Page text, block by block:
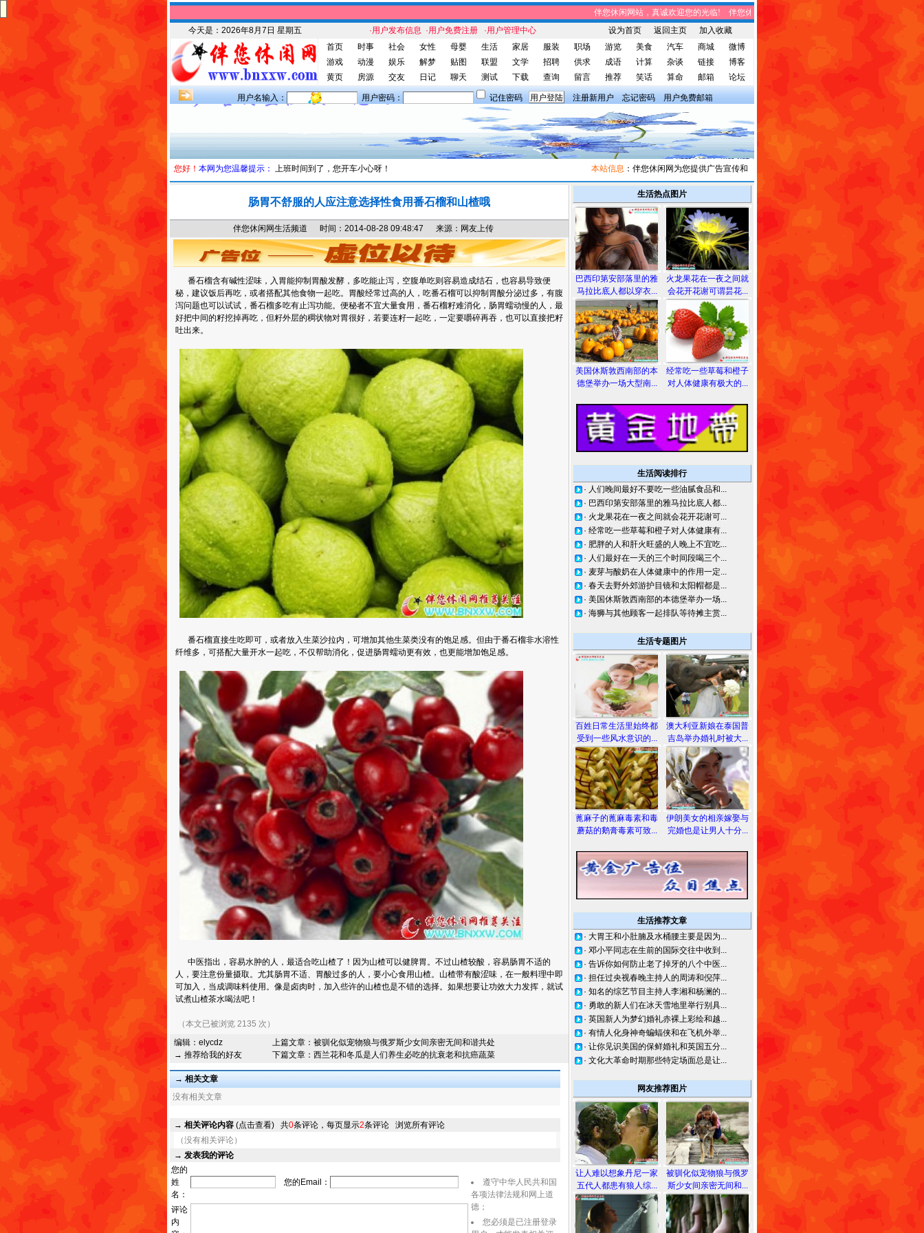
伴您休闲网站，真诚欢迎您的光临! 伴您休闲网站，将免费给您带来趣味时事、笑话集锦、
今天是： 2026年8月7日 星期五 ·用户发布信息 ·用户免费注册 ·用户管理中心 设为首页 返回主页
加入收藏
首页
时事 社会 女性 母婴 生活 家居 服装 职场 游览 美食 汽车 商城
微博
游戏
动漫 娱乐 解梦 贴图 联盟 文学 招聘 供求 成语 计算 杂谈 链接
博客
黄页
房源 交友 日记 聊天 测试 下载 查询 留言 推荐 笑话 算命 邮箱 论坛
用户名输入： 用户密码： 记住密码 注册新用户 忘记密码 用户免费邮箱
您好！ 本网为您温馨提示： 上班时间到了，您开车小心呀！ 本站信息：伴您休闲网为您提供广告宣传和信息发布，有需求者请与我们联系。
肠胃不舒服的人应注意选择性食用番石榴和山楂哦
伴您休闲网生活频道 时间：2014-08-28 09:48:47 来源：网友上传
番石榴含有碱性涩味，入胃能抑制胃酸发酵，多吃能止泻，空腹单吃则容易造成结石，也容易导致便
秘，建议饭后再吃，或者搭配其他食物一起吃。胃酸经常过高的人，吃番石榴可以抑制胃酸分泌过多，有腹
泻问题也可以试试，番石榴多吃有止泻功能。便秘者不宜大量食用，番石榴籽难消化，肠胃蠕动慢的人，最
好把中间的籽挖掉再吃，但籽外层的稠状物对胃很好，若要连籽一起吃，一定要嚼碎再吞，也可以直接把籽
吐出来。
番石榴直接生吃即可，或者放入生菜沙拉内，可增加其他生菜类没有的饱足感。但由于番石榴非水溶性
纤维多，可搭配大量开水一起吃，不仅帮助消化，促进肠胃蠕动更有效，也更能增加饱足感。
中医指出，容易水肿的人，最适合吃山楂了！因为山楂可以健脾胃。不过山楂较酸，容易肠胃不适的
人，要注意份量摄取。尤其肠胃不适、胃酸过多的人，要小心食用山楂。山楂带有酸涩味，在一般料理中即
可加入，当成调味料使用。像是卤肉时，加入些许的山楂也是不错的选择。如果想要让功效大力发挥，就试
试煮山楂茶水喝法吧！
（本文已被浏览 2135 次）
编辑： elycdz
→ 推荐给我的好友
上篇文章： 被驯化似宠物狼与俄罗斯少女间亲密无间和谐共处
下篇文章： 西兰花和冬瓜是人们养生必吃的抗衰老和抗癌蔬菜
→ 相关文章
没有相关文章
→ 相关评论内容 (点击查看) 共0条评论，每页显示2条评论 浏览所有评论
（没有相关评论）
→ 发表我的评论
您的
姓
名：
您的Email：
评论
内
遵守中华人民共和国
各项法律法规和网上道
德；
您必须是已注册登录
生活热点图片
巴西印第安部落里的雅
马拉比底人都以穿衣...
美国休斯敦西南部的本
德堡举办一场大型南...
火龙果花在一夜之间就
会花开花谢可谓昙花...
经常吃一些草莓和橙子
对人体健康有极大的...
生活阅读排行
· 人们晚间最好不要吃一些油腻食品和...
· 巴西印第安部落里的雅马拉比底人都...
· 火龙果花在一夜之间就会花开花谢可...
· 经常吃一些草莓和橙子对人体健康有...
· 肥胖的人和肝火旺盛的人晚上不宜吃...
· 人们最好在一天的三个时间段喝三个...
· 麦芽与酸奶在人体健康中的作用一定...
· 春天去野外郊游护目镜和太阳帽都是...
· 美国休斯敦西南部的本德堡举办一场...
· 海狮与其他顾客一起排队等待摊主赏...
生活专题图片
百姓日常生活里始终都
受到一些风水意识的...
蓖麻子的蓖麻毒素和毒
蘑菇的鹅膏毒素可致...
澳大利亚新娘在泰国普
吉岛举办婚礼时被大...
伊朗美女的相亲嫁娶与
完婚也是让男人十分...
生活推荐文章
· 大胃王和小肚腩及水桶腰主要是因为...
· 邓小平同志在生前的国际交往中收到...
· 告诉你如何防止老了掉牙的八个中医...
· 担任过央视春晚主持人的周涛和倪萍...
· 知名的综艺节目主持人李湘和杨澜的...
· 勇敢的新人们在冰天雪地里举行别具...
· 英国新人为梦幻婚礼赤裸上彩绘和越...
· 有情人化身神奇蝙蝠侠和在飞机外举...
· 让你见识美国的保鲜婚礼和英国五分...
· 文化大革命时期那些特定场面总是让...
网友推荐图片
让人难以想象丹尼一家
五代人都患有狼人综...
被驯化似宠物狼与俄罗
斯少女间亲密无间和...